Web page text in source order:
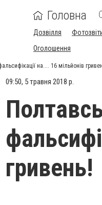
Головна
Дозвілля
Оголошення
на.... 16 мільйонів
09:50, 5 травня 2018 р.
гривень!